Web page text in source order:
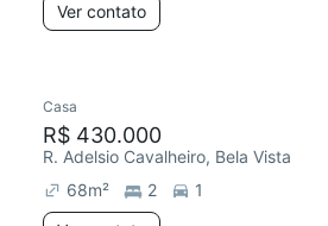
Ver contato
Casa
R$ 430.000
R. Adelsio Cavalheiro, Bela Vista
68m² 2
1